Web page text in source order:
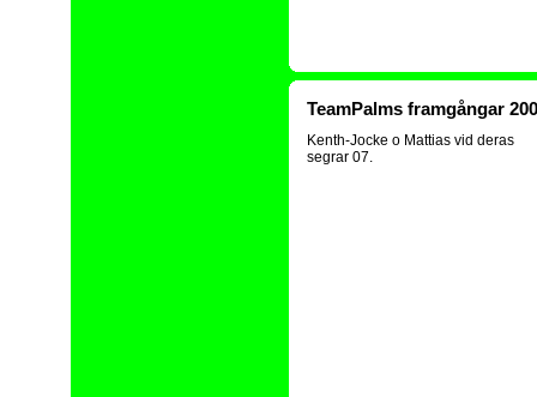
TeamPalms framgångar
Kenth-Jocke o Mattias vid deras
segrar 07.